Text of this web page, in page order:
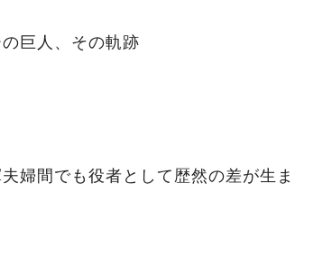
巨人、その軌跡
婦間でも役者として歴然の差が生ま